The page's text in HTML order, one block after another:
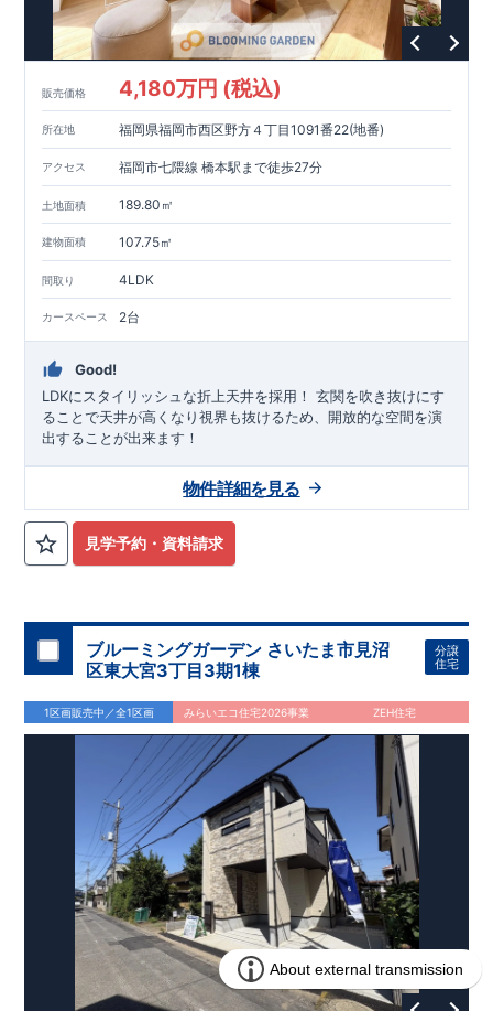
販売価格 4,180万円 (税込)
所在地 福岡県福岡市西区野方４丁目1091番22(地番)
アクセス 福岡市七隈線 橋本駅まで徒歩27分
土地面積 189.80㎡
建物面積 107.75㎡
間取り 4LDK
カースペース 2台
Good!
LDKにスタイリッシュな折上天井を採用！ ​玄関を吹き抜けにす
ることで天井が高くなり視界も抜けるため、開放的な空間を演
出することが出来ます！
見学予約・資料請求
物件詳細を見る
ブルーミングガーデン さいたま市見沼
区東大宮3丁目3期1棟
分譲
住宅
1区画販売中／全1区画 みらいエコ住宅2026事業 ZEH住宅